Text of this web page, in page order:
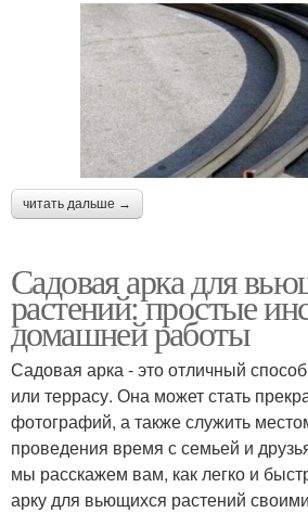
читать дальше →
Садовая арка для
растений: простые
домашней работы
Садовая арка - это отличный
или террасу. Она может стать
фотографий, а также служить
проведения время с семьей и
мы расскажем вам, как легко и
арку для вьющихся растений